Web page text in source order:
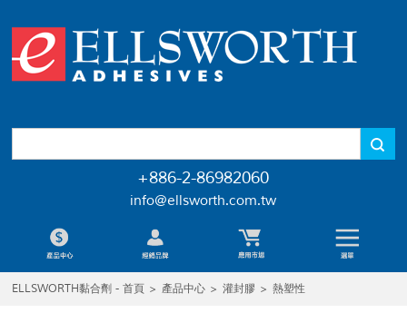
+886-2-86982060
info@ellsworth.com.tw
ELLSWORTH黏合劑 - 首頁 > 產品中心 > 灌封膠 > 熱塑性